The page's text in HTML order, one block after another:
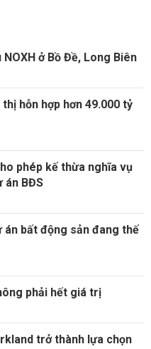
ở Bồ Đề, Long Biên
hỗn hợp hơn 49.000 tỷ
phép kế thừa nghĩa vụ
án BĐS
bất động sản đang thế
phải hết giá trị
trở thành lựa chọn